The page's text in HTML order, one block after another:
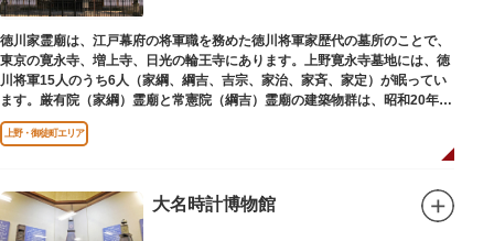
用のお湯のサービスもあるのでファミリーにもおすすめです。
レンガ色のタイル張りの建物は、日本のモダニズム建築の巨匠・前川國男の
設計。
屋外には彫刻等の立体作品も展示されています。
徳川家霊廟は、江戸幕府の将軍職を務めた徳川将軍家歴代の墓所のことで、
東京の寛永寺、増上寺、日光の輪王寺にあります。上野寛永寺墓地には、徳
川将軍15人のうち6人（家綱、綱吉、吉宗、家治、家斉、家定）が眠ってい
ます。厳有院（家綱）霊廟と常憲院（綱吉）霊廟の建築物群は、昭和20年
（1945）の空襲で大部分を焼失しました。
上野・御徒町エリア
大名時計博物館